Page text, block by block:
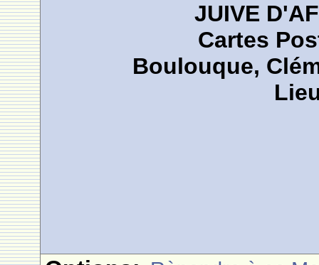
JUIVE
Cartes
Boulouque,